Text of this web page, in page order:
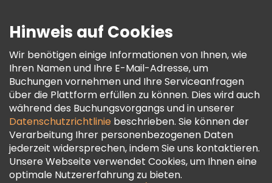
AGB Und Rechtliches
Cookie-Richtlinie
Freetour Auszeichnungen
Treueprogramm
Hinweis auf Cookies
Wir benötigen einige Informationen von Ihnen, wie
Ihren Namen und Ihre E-Mail-Adresse, um
Buchungen vornehmen und Ihre Serviceanfragen
über die Plattform erfüllen zu können. Dies wird auch
während des Buchungsvorgangs und in unserer
Datenschutzrichtlinie beschrieben. Sie können der
Verarbeitung Ihrer personenbezogenen Daten
jederzeit widersprechen, indem Sie uns kontaktieren.
Unsere Webseite verwendet Cookies, um Ihnen eine
optimale Nutzererfahrung zu bieten.